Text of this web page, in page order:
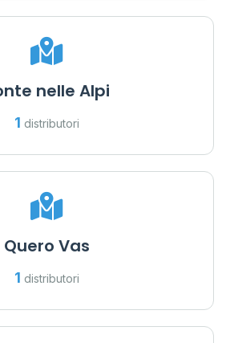
nelle Alpi
1 distributori
Quero Vas
1 distributori